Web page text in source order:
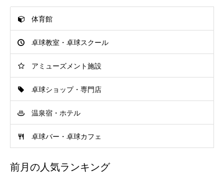
体育館
卓球教室・卓球スクール
アミューズメント施設
卓球ショップ・専門店
温泉宿・ホテル
卓球バー・卓球カフェ
前月の人気ランキング